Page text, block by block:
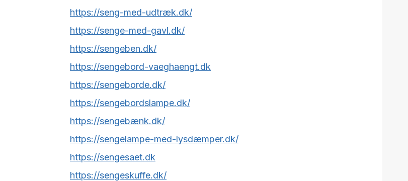
https://seng-med-udtræk.dk/
https://senge-med-gavl.dk/
https://sengeben.dk/
https://sengebord-vaeghaengt.dk
https://sengeborde.dk/
https://sengebordslampe.dk/
https://sengebænk.dk/
https://sengelampe-med-lysdæmper.dk/
https://sengesaet.dk
https://sengeskuffe.dk/